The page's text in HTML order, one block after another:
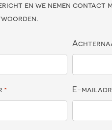
en we nemen contact
* E-